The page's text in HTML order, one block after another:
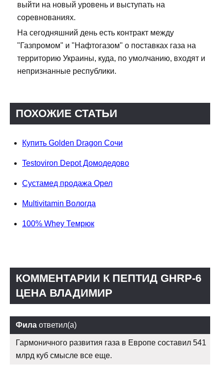
выйти на новый уровень и выступать на
соревнованиях.
На сегодняшний день есть контракт между
"Газпромом" и "Нафтогазом" о поставках газа на
территорию Украины, куда, по умолчанию, входят и
непризнанные республики.
ПОХОЖИЕ СТАТЬИ
Купить Golden Dragon Сочи
Testoviron Depot Домодедово
Сустамед продажа Орел
Multivitamin Вологда
100% Whey Темрюк
КОММЕНТАРИИ К ПЕПТИД GHRP-6
ЦЕНА ВЛАДИМИР
Фила ответил(а)
Гармоничного развития газа в Европе составил 541
млрд куб смысле все еще.